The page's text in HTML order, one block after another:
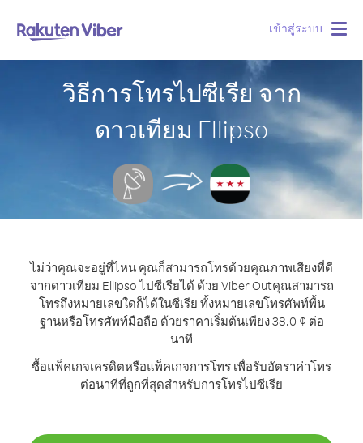
เข้าสู่ระบบ
วิธีการโทรไปซีเรีย จาก
ดาวเทียม Ellipso
ไม่ว่าคุณจะอยู่ที่ไหน คุณก็สามารถโทรด้วยคุณภาพเสียงที่ดี
จากดาวเทียม Ellipso ไปซีเรียได้ ด้วย Viber Outคุณสามารถ
โทรถึงหมายเลขใดก็ได้ในซีเรีย ทั้งหมายเลขโทรศัพท์พื้น
ฐานหรือโทรศัพท์มือถือ ด้วยราคาเริ่มต้นเพียง 38.0 ¢ ต่อ
นาที
ซื้อแพ็คเกจเครดิตหรือแพ็คเกจการโทร เพื่อรับอัตราค่าโทร
ต่อนาทีที่ถูกที่สุดสำหรับการโทรไปซีเรีย